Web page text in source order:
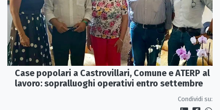
Case popolari a Castrovillari, Comune e ATERP al
lavoro: sopralluoghi operativi entro settembre
Condividi su: